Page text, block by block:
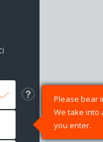
Please bear
We take into
you enter.